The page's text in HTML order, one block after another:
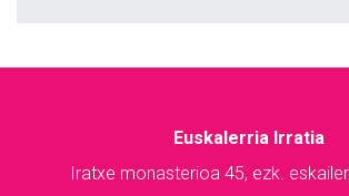
Euskalerria Irratia
Iratxe monasterioa 45, ezk.